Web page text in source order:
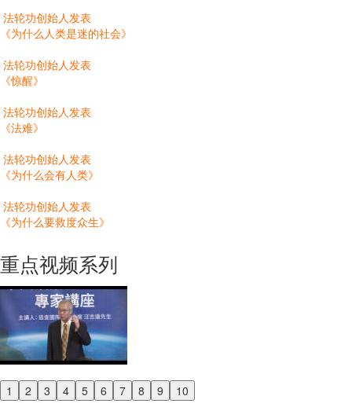
法轮功创始人发表
《为什么人类是迷的社会》
法轮功创始人发表
《惊醒》
法轮功创始人发表
《法难》
法轮功创始人发表
《为什么会有人类》
法轮功创始人发表
《为什么要救度众生》
重点视频系列
1 2 3 4 5 6 7 8 9 10
Previous